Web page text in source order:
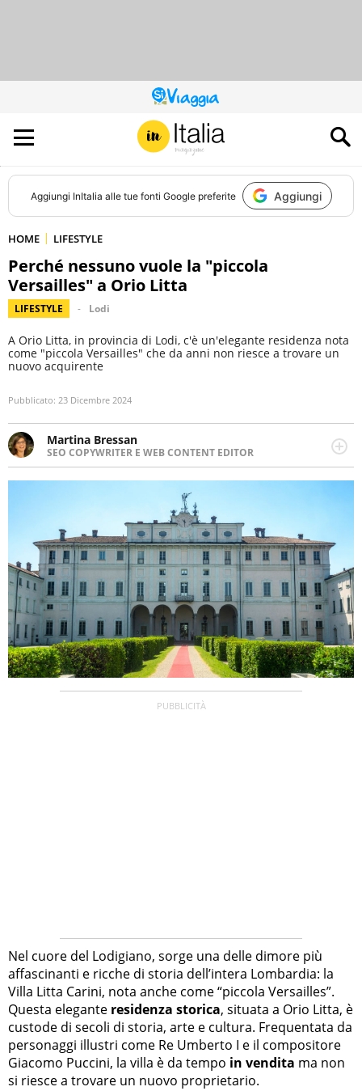
QUESTO
SITO
CONTRIBUISCE
ALL’AUDIENCE
DI
Aggiungi InItalia alle tue fonti Google preferite Aggiungi
HOME LIFESTYLE
Perché nessuno vuole la "piccola
Versailles" a Orio Litta
LIFESTYLE Lodi
A Orio Litta, in provincia di Lodi, c'è un'elegante residenza nota
come "piccola Versailles" che da anni non riesce a trovare un
nuovo acquirente
Pubblicato: 23 Dicembre 2024
Martina Bressan
SEO COPYWRITER E WEB CONTENT EDITOR
Appassionata di viaggi, di trail running e di yoga, ama
scoprire nuovi posti e nuove culture. Curiosa,
determinata e intraprendente adora leggere ma
Nel cuore del Lodigiano, sorge una delle dimore più
affascinanti e ricche di storia dell’intera Lombardia: la
Villa Litta Carini, nota anche come “piccola Versailles”.
Questa elegante residenza storica, situata a Orio Litta, è
custode di secoli di storia, arte e cultura. Frequentata da
personaggi illustri come Re Umberto I e il compositore
Giacomo Puccini, la villa è da tempo in vendita ma non
si riesce a trovare un nuovo proprietario.